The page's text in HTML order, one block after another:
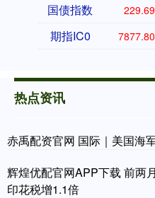
国债指数 229.69
期指IC0 7877.80
热点资讯
赤禹配资官网 国际｜美国海
辉煌优配官网APP下载 前两
印花税增1.1倍